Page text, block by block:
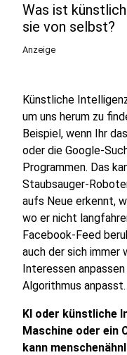
Was ist
sie von selbst?
Anzeige
Künstliche
um uns herum zu
Beispiel, wenn Ihr
oder die Google-
Programmen. Das
Staubsauger-
aufs Neue erkennt,
wo er nicht
Facebook-Feed
auch der sich immer
Interessen
Algorithmus anpasst.
KI oder künstliche
Maschine oder ein
kann